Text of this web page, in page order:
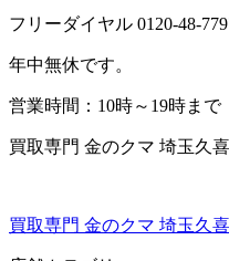
フリーダイヤル 0120-48-
年中無休です。
営業時間：10時～19時まで
買取専門 金のクマ 埼玉久
買取専門 金のクマ 埼玉久